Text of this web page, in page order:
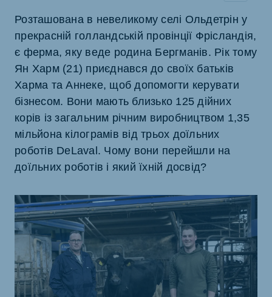
Розташована в невеликому селі Ольдетрін у
прекрасній голландській провінції Фрісландія,
є ферма, яку веде родина Бергманів. Рік тому
Ян Харм (21) приєднався до своїх батьків
Харма та Аннеке, щоб допомогти керувати
бізнесом. Вони мають близько 125 дійних
корів із загальним річним виробництвом 1,35
мільйона кілограмів від трьох доїльних
роботів DeLaval. Чому вони перейшли на
доїльних роботів і який їхній досвід?